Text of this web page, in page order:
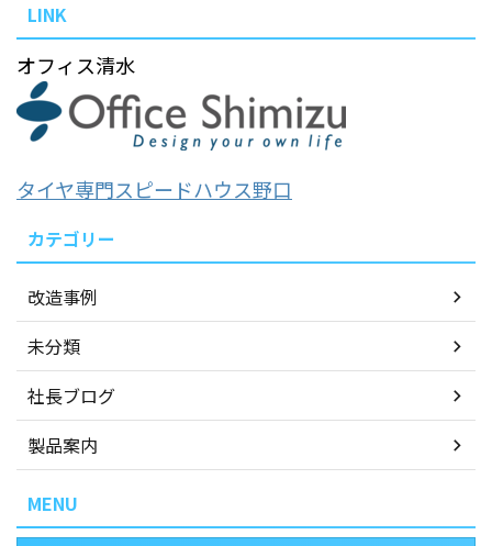
LINK
オフィス清水
タイヤ専門スピードハウス野口
カテゴリー
改造事例
未分類
社長ブログ
製品案内
MENU